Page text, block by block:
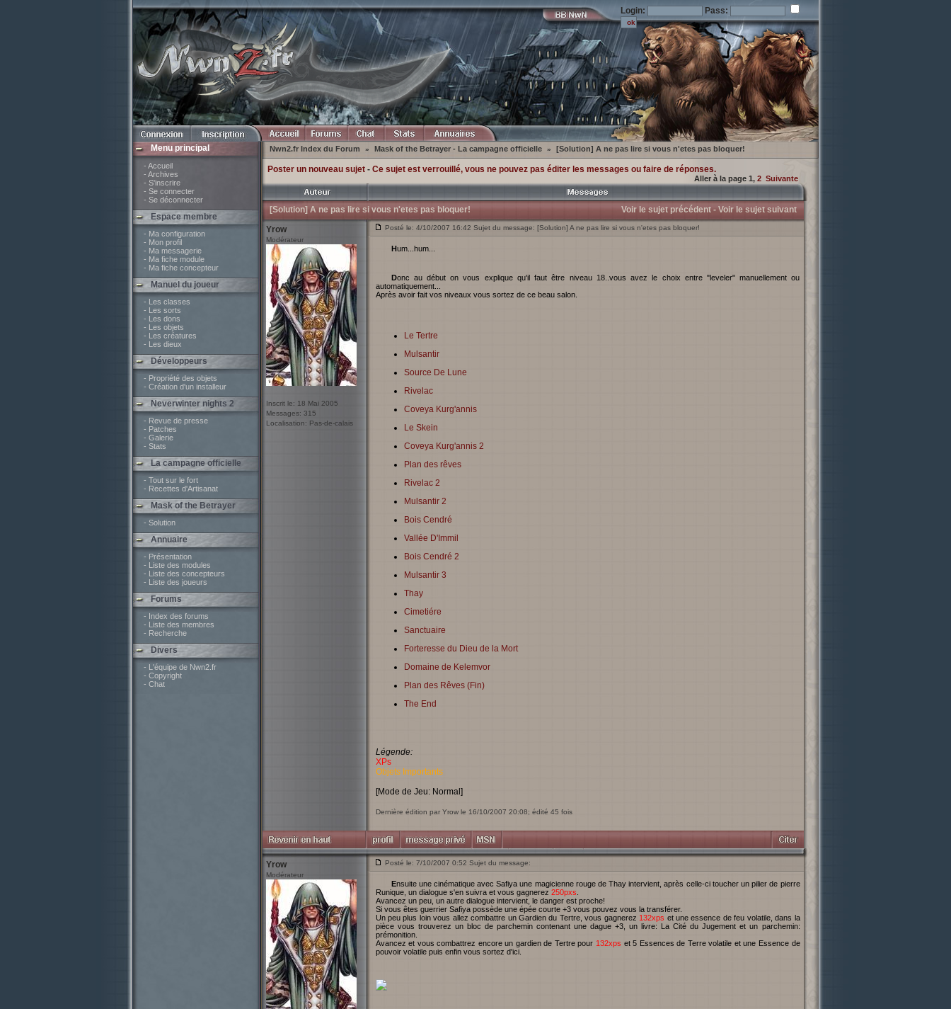
Login: Pass:
Menu principal
- Accueil
- Archives
- S'inscrire
- Se connecter
- Se déconnecter
Espace membre
- Ma configuration
- Mon profil
- Ma messagerie
- Ma fiche module
- Ma fiche concepteur
Manuel du joueur
- Les classes
- Les sorts
- Les dons
- Les objets
- Les créatures
- Les dieux
Développeurs
- Propriété des objets
- Création d'un installeur
Neverwinter nights 2
- Revue de presse
- Patches
- Galerie
- Stats
La campagne officielle
- Tout sur le fort
- Recettes d'Artisanat
Mask of the Betrayer
- Solution
Annuaire
- Présentation
- Liste des modules
- Liste des concepteurs
- Liste des joueurs
Forums
- Index des forums
- Liste des membres
- Recherche
Divers
- L'équipe de Nwn2.fr
- Copyright
- Chat
Nwn2.fr Index du Forum » Mask of the Betrayer - La campagne officielle » [Solution] A ne pas lire si vous n'etes pas bloquer!
Poster un nouveau sujet- Ce sujet est verrouillé, vous ne pouvez pas éditer les messages ou faire de réponses.
Aller à la page 1, 2 Suivante
[Solution] A ne pas lire si vous n'etes pas bloquer! Voir le sujet précédent - Voir le sujet suivant
Yrow
Modérateur
Inscrit le: 18 Mai 2005
Messages: 315
Localisation: Pas-de-calais
Posté le: 4/10/2007 16:42 Sujet du message: [Solution] A ne pas lire si vous n'etes pas bloquer!
Hum...hum...
Donc au début on vous explique qu'il faut être niveau 18..vous avez le choix entre "leveler" manuellement ou
automatiquement...
Après avoir fait vos niveaux vous sortez de ce beau salon.
Le Tertre
Mulsantir
Source De Lune
Rivelac
Coveya Kurg'annis
Le Skein
Coveya Kurg'annis 2
Plan des rêves
Rivelac 2
Mulsantir 2
Bois Cendré
Vallée D'Immil
Bois Cendré 2
Mulsantir 3
Thay
Cimetiére
Sanctuaire
Forteresse du Dieu de la Mort
Domaine de Kelemvor
Plan des Rêves (Fin)
The End
Légende:
XPs
Objets Importants
[Mode de Jeu: Normal]
Dernière édition par Yrow le 16/10/2007 20:08; édité 45 fois
Yrow
Modérateur
Posté le: 7/10/2007 0:52 Sujet du message:
Ensuite une cinématique avec Safiya une magicienne rouge de Thay intervient, après celle-ci toucher un pilier de pierre
Runique, un dialogue s'en suivra et vous gagnerez 250pxs
Avancez un peu, un autre dialogue intervient, le danger est proche!
Si vous êtes guerrier Safiya possède une épée courte +3 vous pouvez vous la transférer.
Un peu plus loin vous allez combattre un Gardien du Tertre, vous gagnerez 132xps et une essence de feu volatile, dans la
pièce vous trouverez un bloc de parchemin contenant une dague +3, un livre: La Cité du Jugement et un parchemin:
prémonition.
Avancez et vous combattrez encore un gardien de Tertre pour 132xps et 5 Essences de Terre volatile et une Essence de
pouvoir volatile puis enfin vous sortez d'ici.